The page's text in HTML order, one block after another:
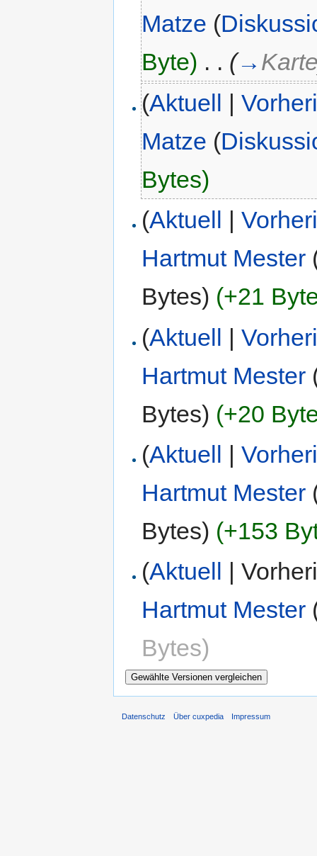
Matze (
Byte) . . (→
(Aktuell |
Matze (
Bytes)
(Aktuell |
Hartmut Mester
Bytes) (+21
(Aktuell |
Hartmut Mester
Bytes) (+20
(Aktuell |
Hartmut Mester
Bytes) (+153
(Aktuell
|
Hartmut Mester
Bytes)
Datenschutz Über cuxpedia Impressum